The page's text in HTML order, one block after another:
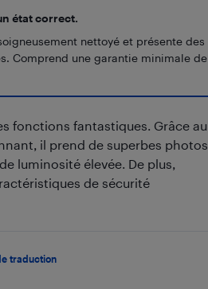
état correct.
nettoyé et présente des
Comprend une garantie minimale de
fonctions fantastiques. Grâce au
il prend de superbes photos
luminosité élevée. De plus,
de sécurité
traduction